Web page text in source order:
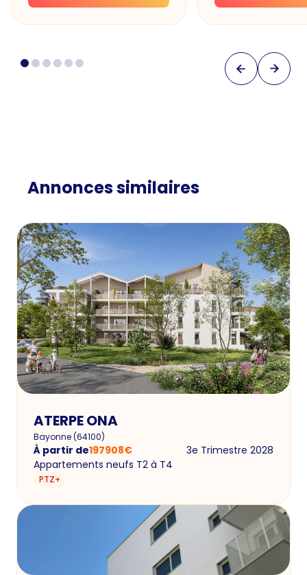
Annonces similaires
ATERPE ONA
Bayonne(64100)
À partir de197908€
3e Trimestre 2028
Appartements neufs T2 à T4
PTZ+